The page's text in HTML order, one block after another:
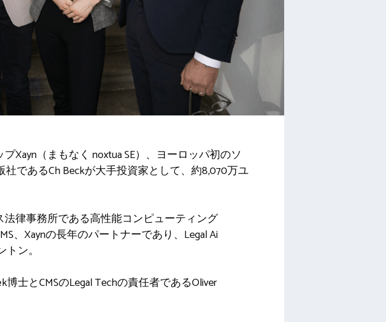
Xayn（まもなく noxtuaSE）、ヨーロッパ初のソ
であるCh Beckが大手投資家として、約8,070万ユ
律事務所である高性能コンピューティング
、Xaynの長年のパートナーであり、Legal Ai
トン。
士とCMSのLegal Techの責任者であるOliver